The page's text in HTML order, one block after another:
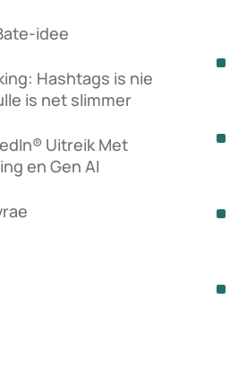
idee
Hashtags is nie
is net slimmer
Uitreik Met
en Gen AI